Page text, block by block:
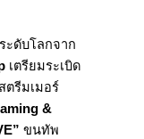
ดับโลกจาก
เตรียมระเบิด
ตรีมเมอร์
&
ขนทัพ